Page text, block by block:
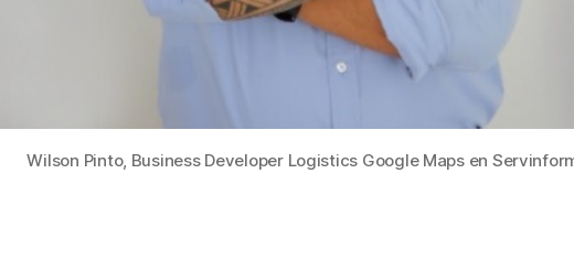
Wilson Pinto, Business Developer Logistics Google Maps en